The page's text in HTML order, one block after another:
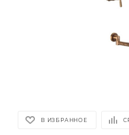
В ИЗБРАННОЕ